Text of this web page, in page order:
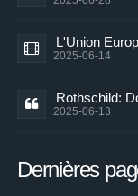
L'Union
2025-06-14
Rothschild:
2025-06-13
Dernières